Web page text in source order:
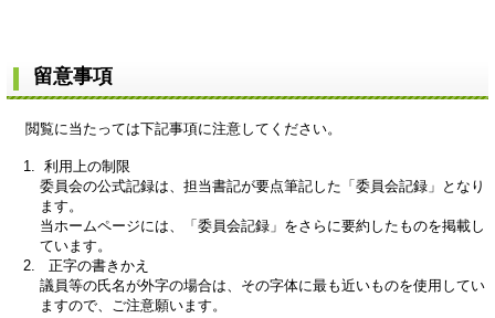
留意事項
閲覧に当たっては下記事項に注意してください。
利用上の制限
委員会の公式記録は、担当書記が要点筆記した「委員会記録」となり
ます。
当ホームページには、「委員会記録」をさらに要約したものを掲載し
ています。
正字の書きかえ
議員等の氏名が外字の場合は、その字体に最も近いものを使用してい
ますので、ご注意願います。